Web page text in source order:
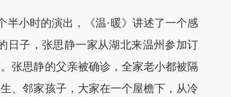
小时的演出，《温·暖》讲述了一个感
日子，张思静一家从湖北来温州参加订
张思静的父亲被确诊，全家老小都被隔
、邻家孩子，大家在一个屋檐下，从冷